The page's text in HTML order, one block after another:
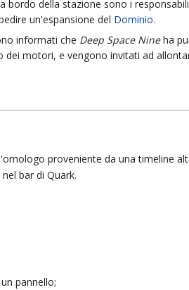
bordo della stazione sono i
un'espansione del Dominio.
informati che Deep Space Nineha
dei motori, e vengono invitati ad
proveniente da una timeline
nel bar di Quark.
pannello;